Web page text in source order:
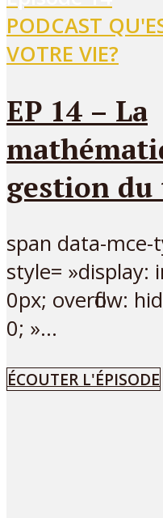
PODCAST
VOTRE VIE?
EP 14 – La
gestion du
span data-mce-
style= »display:
0px; overflow:
0; »...
ÉCOUTER L'ÉPISODE